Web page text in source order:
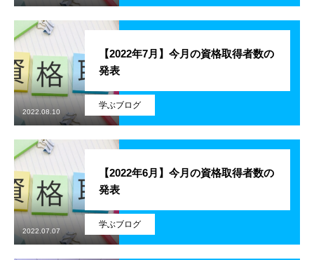
その他の職種
環境を知る
残業規制
人事制度
社内システム
社内勉強会
社内イベント
学ぶブログ
【2022年7月】今月の資格取得者数の
発表
2022.08.10
学ぶブログ
【2022年6月】今月の資格取得者数の
発表
2022.07.07